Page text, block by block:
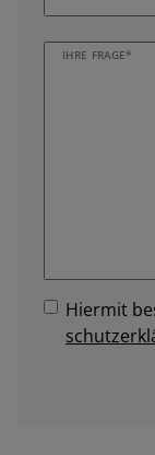
IHRE FRAGE*
Hiermit